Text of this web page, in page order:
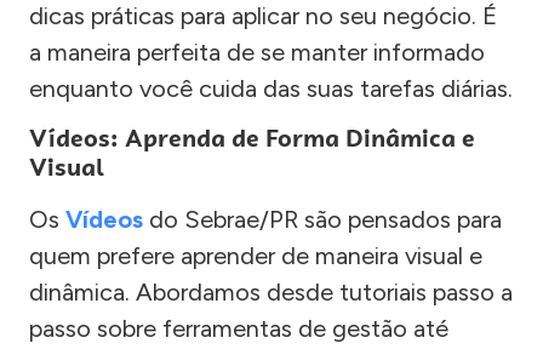
dicas práticas para aplicar no seu negócio. É
a maneira perfeita de se manter informado
enquanto você cuida das suas tarefas diárias.
Vídeos: Aprenda de Forma Dinâmica e
Visual
Os Vídeos do Sebrae/PR são pensados para
quem prefere aprender de maneira visual e
dinâmica. Abordamos desde tutoriais passo a
passo sobre ferramentas de gestão até